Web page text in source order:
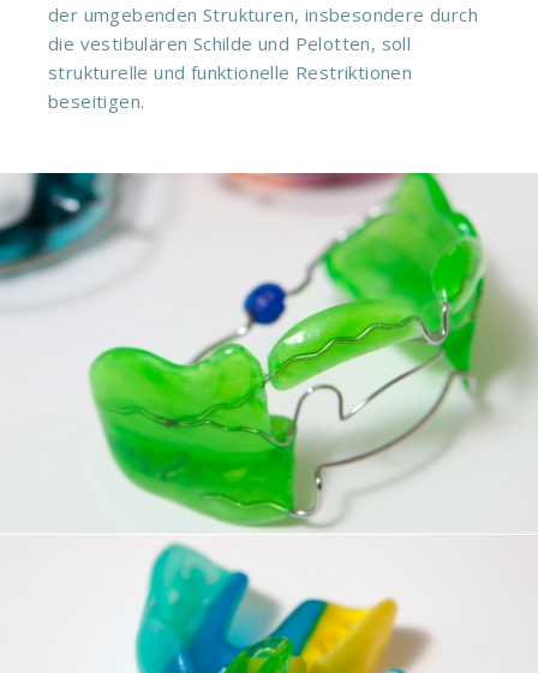
der umgebenden Strukturen, insbesondere durch
die vestibulären Schilde und Pelotten, soll
strukturelle und funktionelle Restriktionen
beseitigen.